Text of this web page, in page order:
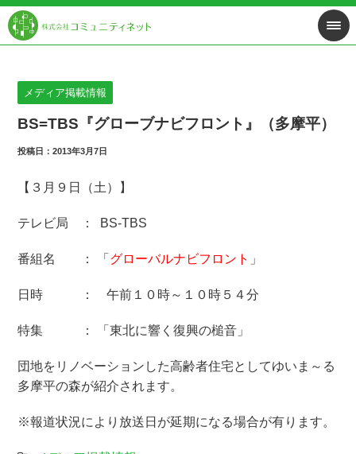
メディア掲載情報
BS=TBS『グローブナビフロント』（多摩平）
投稿日：2013年3月7日
【３月９日（土）】
テレビ局 ： BS-TBS
番組名 ： 「 グローバルナビフロント 」
日時 ： 午前１０時～１０時５４分
特集 ： 「東北に響く復興の槌音」
団地をリノベーションした高齢者住宅としてゆいま～る
多摩平の森が紹介されます。
※報道状況により放送日が延期になる場合が有ります。